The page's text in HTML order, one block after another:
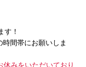
す！
間帯にお願いしま
みをいただいており